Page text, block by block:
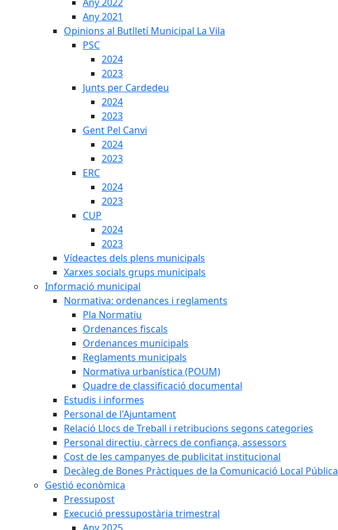
Any 2021
Opinions al Butlletí Municipal La Vila
PSC
2024
2023
Junts per Cardedeu
2024
2023
Gent Pel Canvi
2024
2023
ERC
2024
2023
CUP
2024
2023
Vídeactes dels plens municipals
Xarxes socials grups municipals
Informació municipal
Normativa: ordenances i reglaments
Pla Normatiu
Ordenances fiscals
Ordenances municipals
Reglaments municipals
Normativa urbanística (POUM)
Quadre de classificació documental
Estudis i informes
Personal de l'Ajuntament
Relació Llocs de Treball i retribucions segons categories
Personal directiu, càrrecs de confiança, assessors
Cost de les campanyes de publicitat institucional
Decàleg de Bones Pràctiques de la Comunicació Local Pública
Gestió econòmica
Pressupost
Execució pressupostària trimestral